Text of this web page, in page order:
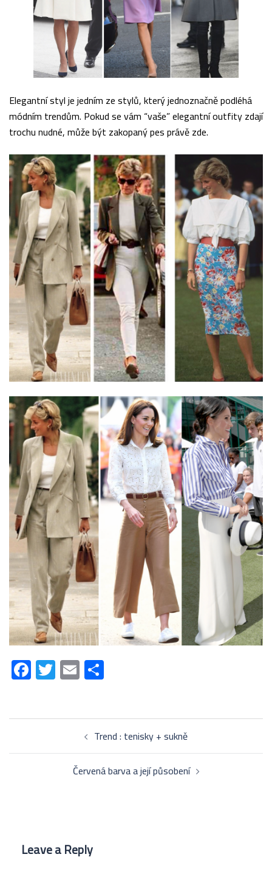
Elegantní styl je jedním ze stylů, který jednoznačně podléhá
módním trendům. Pokud se vám “vaše” elegantní outfity zdají
trochu nudné, může být zakopaný pes právě zde.
Facebook
Twitter
Email
Post
Trend : tenisky + sukně
Červená barva a její působení
Leave a Reply